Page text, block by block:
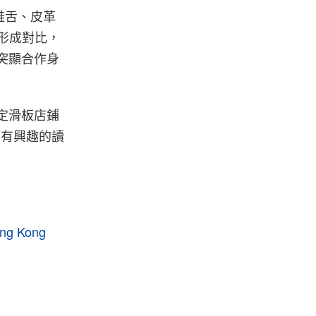
舌、皮革
成對比，
顯合作身
滑板店鋪
興趣的讀
Kong